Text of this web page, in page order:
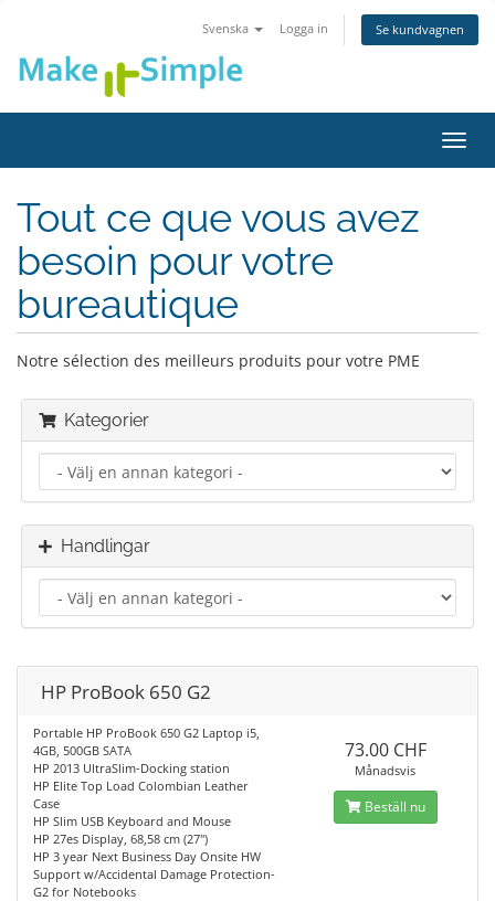
Svenska Logga in Se kundvagnen
Växla
Tout ce que vous avez
besoin pour votre
bureautique
Notre sélection des meilleurs produits pour votre PME
Kategorier
Handlingar
HP ProBook 650 G2
Portable HP ProBook 650 G2 Laptop i5,
4GB, 500GB SATA
HP 2013 UltraSlim-Docking station
HP Elite Top Load Colombian Leather
Case
HP Slim USB Keyboard and Mouse
HP 27es Display, 68,58 cm (27")
HP 3 year Next Business Day Onsite HW
Support w/Accidental Damage Protection-
G2 for Notebooks
73.00 CHF
Månadsvis
Beställ nu